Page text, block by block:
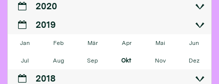
2020
2019
Jan Feb Mär Apr Mai Jun
Jul Aug Sep Okt Nov Dez
2018